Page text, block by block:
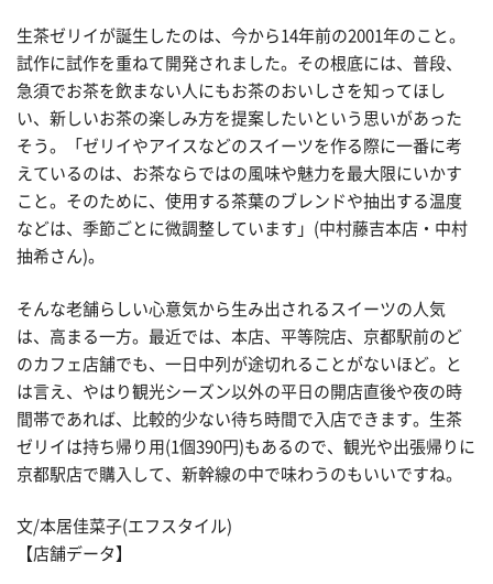
生茶ゼリイが誕生したのは、今から14年前の2001年のこと。
試作に試作を重ねて開発されました。その根底には、普段、
急須でお茶を飲まない人にもお茶のおいしさを知ってほし
い、新しいお茶の楽しみ方を提案したいという思いがあった
そう。「ゼリイやアイスなどのスイーツを作る際に一番に考
えているのは、お茶ならではの風味や魅力を最大限にいかす
こと。そのために、使用する茶葉のブレンドや抽出する温度
などは、季節ごとに微調整しています」(中村藤吉本店・中村
抽希さん)。
そんな老舗らしい心意気から生み出されるスイーツの人気
は、高まる一方。最近では、本店、平等院店、京都駅前のど
のカフェ店舗でも、一日中列が途切れることがないほど。と
は言え、やはり観光シーズン以外の平日の開店直後や夜の時
間帯であれば、比較的少ない待ち時間で入店できます。生茶
ゼリイは持ち帰り用(1個390円)もあるので、観光や出張帰りに
京都駅店で購入して、新幹線の中で味わうのもいいですね。
文/本居佳菜子(エフスタイル)
【店舗データ】